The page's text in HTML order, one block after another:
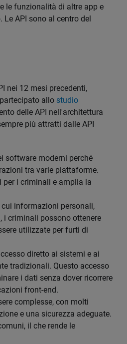
le funzionalità di altre app e
Le API sono al centro del
nei 12 mesi precedenti,
allo studio
delle API nell'architettura
più attratti dalle API
software moderni perché
tra varie piattaforme.
i criminali e amplia la
informazioni personali,
i criminali possono ottenere
utilizzate per furti di
diretto ai sistemi e ai
tradizionali. Questo accesso
i dati senza dover ricorrere
front-end.
complesse, con molti
e una sicurezza adeguate.
il che rende le